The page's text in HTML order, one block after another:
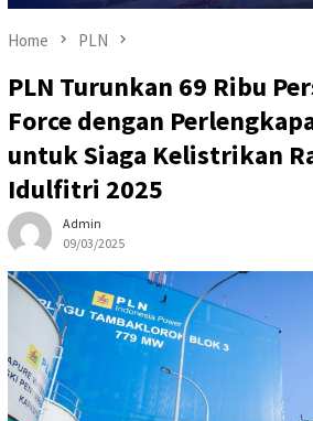
Home PLN
PLN Turunkan 69 Ribu
Force dengan
untuk Siaga Kelistrikan
Idulfitri 2025
Admin
09/03/2025